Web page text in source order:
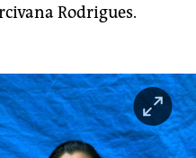
Rodrigues.